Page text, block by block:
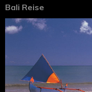
Kanchanaburi, der
Hellfire-Pass, das
River Camp Hotel) -
Krabi, es war einfach
BKK hatten wir etwas
war. Unser Hotel
denn nach wenigen
Nachtmarkt, guten
Bali Reise